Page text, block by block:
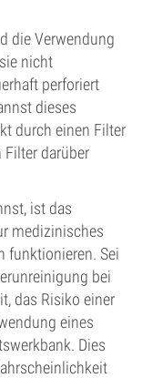
die Verwendung
nicht
perforiert
dieses
durch einen Filter
darüber
ist das
medizinisches
funktionieren. Sei
bei
das Risiko einer
eines
Dies